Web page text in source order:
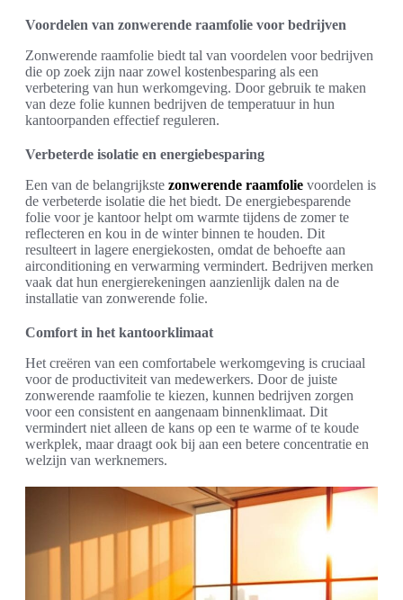
Voordelen van zonwerende raamfolie voor bedrijven
Zonwerende raamfolie biedt tal van voordelen voor bedrijven
die op zoek zijn naar zowel kostenbesparing als een
verbetering van hun werkomgeving. Door gebruik te maken
van deze folie kunnen bedrijven de temperatuur in hun
kantoorpanden effectief reguleren.
Verbeterde isolatie en energiebesparing
Een van de belangrijkste zonwerende raamfolie voordelen is
de verbeterde isolatie die het biedt. De energiebesparende
folie voor je kantoor helpt om warmte tijdens de zomer te
reflecteren en kou in de winter binnen te houden. Dit
resulteert in lagere energiekosten, omdat de behoefte aan
airconditioning en verwarming vermindert. Bedrijven merken
vaak dat hun energierekeningen aanzienlijk dalen na de
installatie van zonwerende folie.
Comfort in het kantoorklimaat
Het creëren van een comfortabele werkomgeving is cruciaal
voor de productiviteit van medewerkers. Door de juiste
zonwerende raamfolie te kiezen, kunnen bedrijven zorgen
voor een consistent en aangenaam binnenklimaat. Dit
vermindert niet alleen de kans op een te warme of te koude
werkplek, maar draagt ook bij aan een betere concentratie en
welzijn van werknemers.